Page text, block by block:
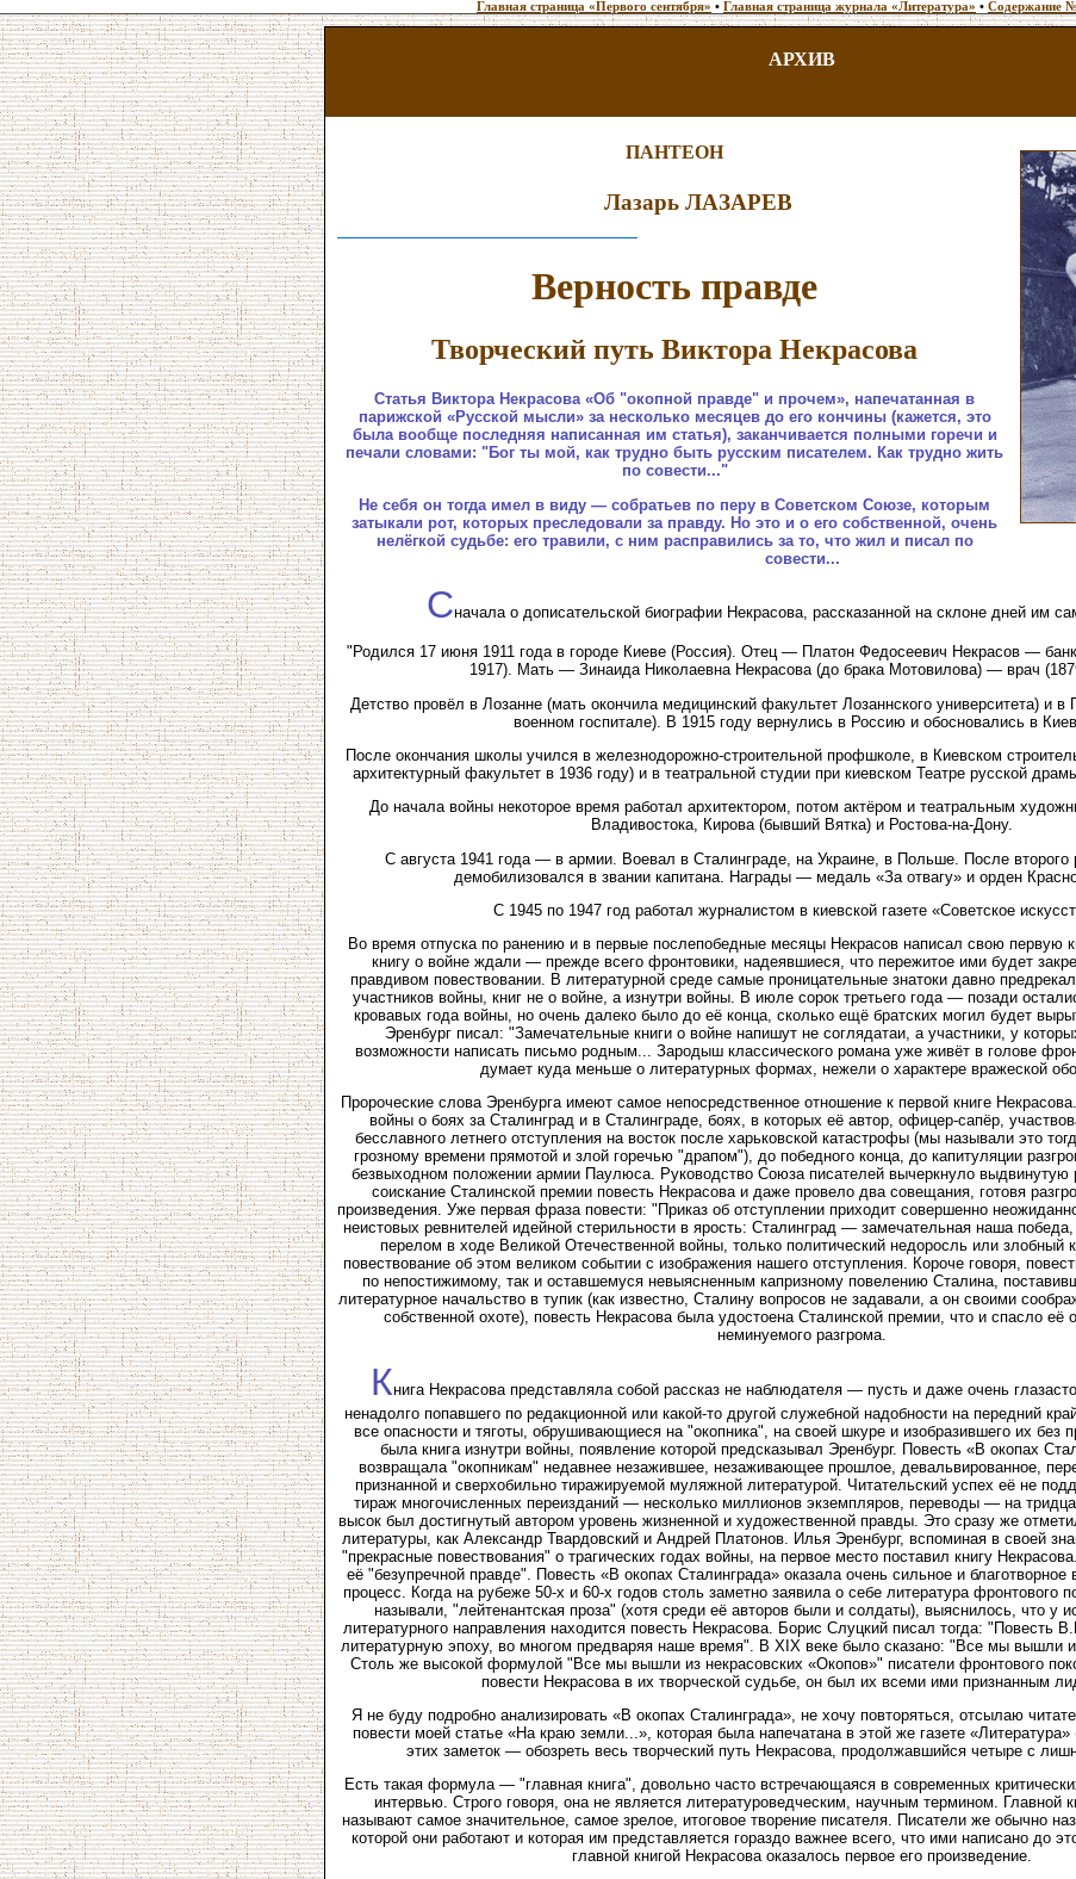
Главная страница «Первого сентября» • Главная страница журнала «Литература» • Содержание
АРХИВ
ПАНТЕОН
Лазарь ЛАЗАРЕВ
Верность правде
Творческий путь Виктора Некрасова
Статья Виктора Некрасова «Об "окопной правде" и прочем», напечатанная в
парижской «Русской мысли» за несколько месяцев до его кончины (кажется, это
была вообще последняя написанная им статья), заканчивается полными горечи и
печали словами: "Бог ты мой, как трудно быть русским писателем. Как трудно жить
по совести..."
Не себя он тогда имел в виду — собратьев по перу в Советском Союзе, которым
затыкали рот, которых преследовали за правду. Но это и о его собственной, очень
нелёгкой судьбе: его травили, с ним расправились за то, что жил и писал по
совести...
Сначала о дописательской биографии Некрасова, рассказанной на склоне дней им
"Родился 17 июня 1911 года в городе Киеве (Россия). Отец — Платон Федосеевич Некрасов —
1917). Мать — Зинаида Николаевна Некрасова (до брака Мотовилова) — врач
Детство провёл в Лозанне (мать окончила медицинский факультет Лозаннского университета) и
военном госпитале). В 1915 году вернулись в Россию и обосновались в
После окончания школы учился в железнодорожно-строительной профшколе, в Киевском
архитектурный факультет в 1936 году) и в театральной студии при киевском Театре русской
До начала войны некоторое время работал архитектором, потом актёром и театральным
Владивостока, Кирова (бывший Вятка) и Ростова-на-Дону.
С августа 1941 года — в армии. Воевал в Сталинграде, на Украине, в Польше. После второго
демобилизовался в звании капитана. Награды — медаль «За отвагу» и орден
С 1945 по 1947 год работал журналистом в киевской газете «Советское
Во время отпуска по ранению и в первые послепобедные месяцы Некрасов написал свою первую
книгу о войне ждали — прежде всего фронтовики, надеявшиеся, что пережитое ими будет
правдивом повествовании. В литературной среде самые проницательные знатоки давно
участников войны, книг не о войне, а изнутри войны. В июле сорок третьего года — позади
кровавых года войны, но очень далеко было до её конца, сколько ещё братских могил будет
Эренбург писал: "Замечательные книги о войне напишут не соглядатаи, а участники, у
возможности написать письмо родным... Зародыш классического романа уже живёт в голове
думает куда меньше о литературных формах, нежели о характере вражеской
Пророческие слова Эренбурга имеют самое непосредственное отношение к первой книге
войны о боях за Сталинград и в Сталинграде, боях, в которых её автор, офицер-сапёр,
бесславного летнего отступления на восток после харьковской катастрофы (мы называли это
грозному времени прямотой и злой горечью "драпом"), до победного конца, до капитуляции
безвыходном положении армии Паулюса. Руководство Союза писателей вычеркнуло выдвинутую
соискание Сталинской премии повесть Некрасова и даже провело два совещания, готовя
произведения. Уже первая фраза повести: "Приказ об отступлении приходит совершенно
неистовых ревнителей идейной стерильности в ярость: Сталинград — замечательная наша
перелом в ходе Великой Отечественной войны, только политический недоросль или злобный
повествование об этом великом событии с изображения нашего отступления. Короче говоря,
по непостижимому, так и оставшемуся невыясненным капризному повелению Сталина,
литературное начальство в тупик (как известно, Сталину вопросов не задавали, а он своими
собственной охоте), повесть Некрасова была удостоена Сталинской премии, что и спасло её
неминуемого разгрома.
Книга Некрасова представляла собой рассказ не наблюдателя — пусть и даже очень
ненадолго попавшего по редакционной или какой-то другой служебной надобности на передний
все опасности и тяготы, обрушивающиеся на "окопника", на своей шкуре и изобразившего их без
была книга изнутри войны, появление которой предсказывал Эренбург. Повесть «В окопах
возвращала "окопникам" недавнее незажившее, незаживающее прошлое, девальвированное,
признанной и сверхобильно тиражируемой муляжной литературой. Читательский успех её не
тираж многочисленных переизданий — несколько миллионов экземпляров, переводы — на
высок был достигнутый автором уровень жизненной и художественной правды. Это сразу же
литературы, как Александр Твардовский и Андрей Платонов. Илья Эренбург, вспоминая в своей
"прекрасные повествования" о трагических годах войны, на первое место поставил книгу
её "безупречной правде". Повесть «В окопах Сталинграда» оказала очень сильное и благотворное
процесс. Когда на рубеже 50-х и 60-х годов столь заметно заявила о себе литература фронтового
называли, "лейтенантская проза" (хотя среди её авторов были и солдаты), выяснилось, что у
литературного направления находится повесть Некрасова. Борис Слуцкий писал тогда: "Повесть
литературную эпоху, во многом предваряя наше время". В XIX веке было сказано: "Все мы вышли
Столь же высокой формулой "Все мы вышли из некрасовских «Окопов»" писатели фронтового
повести Некрасова в их творческой судьбе, он был их всеми ими признанным
Я не буду подробно анализировать «В окопах Сталинграда», не хочу повторяться, отсылаю
повести моей статье «На краю земли...», которая была напечатана в этой же газете
этих заметок — обозреть весь творческий путь Некрасова, продолжавшийся четыре с
Есть такая формула — "главная книга", довольно часто встречающаяся в современных
интервью. Строго говоря, она не является литературоведческим, научным термином. Главной
называют самое значительное, самое зрелое, итоговое творение писателя. Писатели же обычно
которой они работают и которая им представляется гораздо важнее всего, что ими написано до
главной книгой Некрасова оказалось первое его произведение.